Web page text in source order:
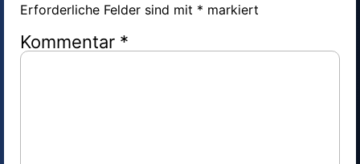
Erforderliche Felder sind mit * markiert
Kommentar *